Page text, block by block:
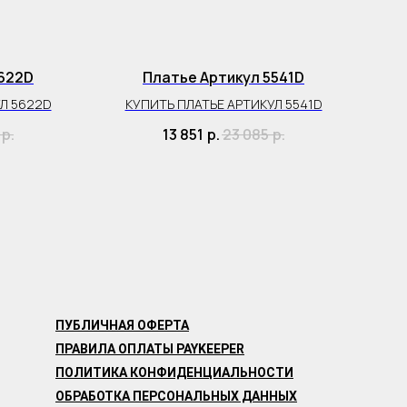
5622D
р.
Платье Артикул 5541D
КУПИТЬ ПЛАТЬЕ АРТИКУЛ 5541D
13 851 р.23 085р.
ПУБЛИЧНАЯ ОФЕРТА
ПРАВИЛА ОПЛАТЫ PAYKEEPER
ПОЛИТИКА КОНФИДЕНЦИАЛЬНОСТИ
ОБРАБОТКА ПЕРСОНАЛЬНЫХ ДАННЫХ